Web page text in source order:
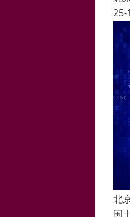
25-
北
国